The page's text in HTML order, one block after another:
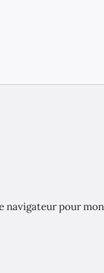
navigateur pour